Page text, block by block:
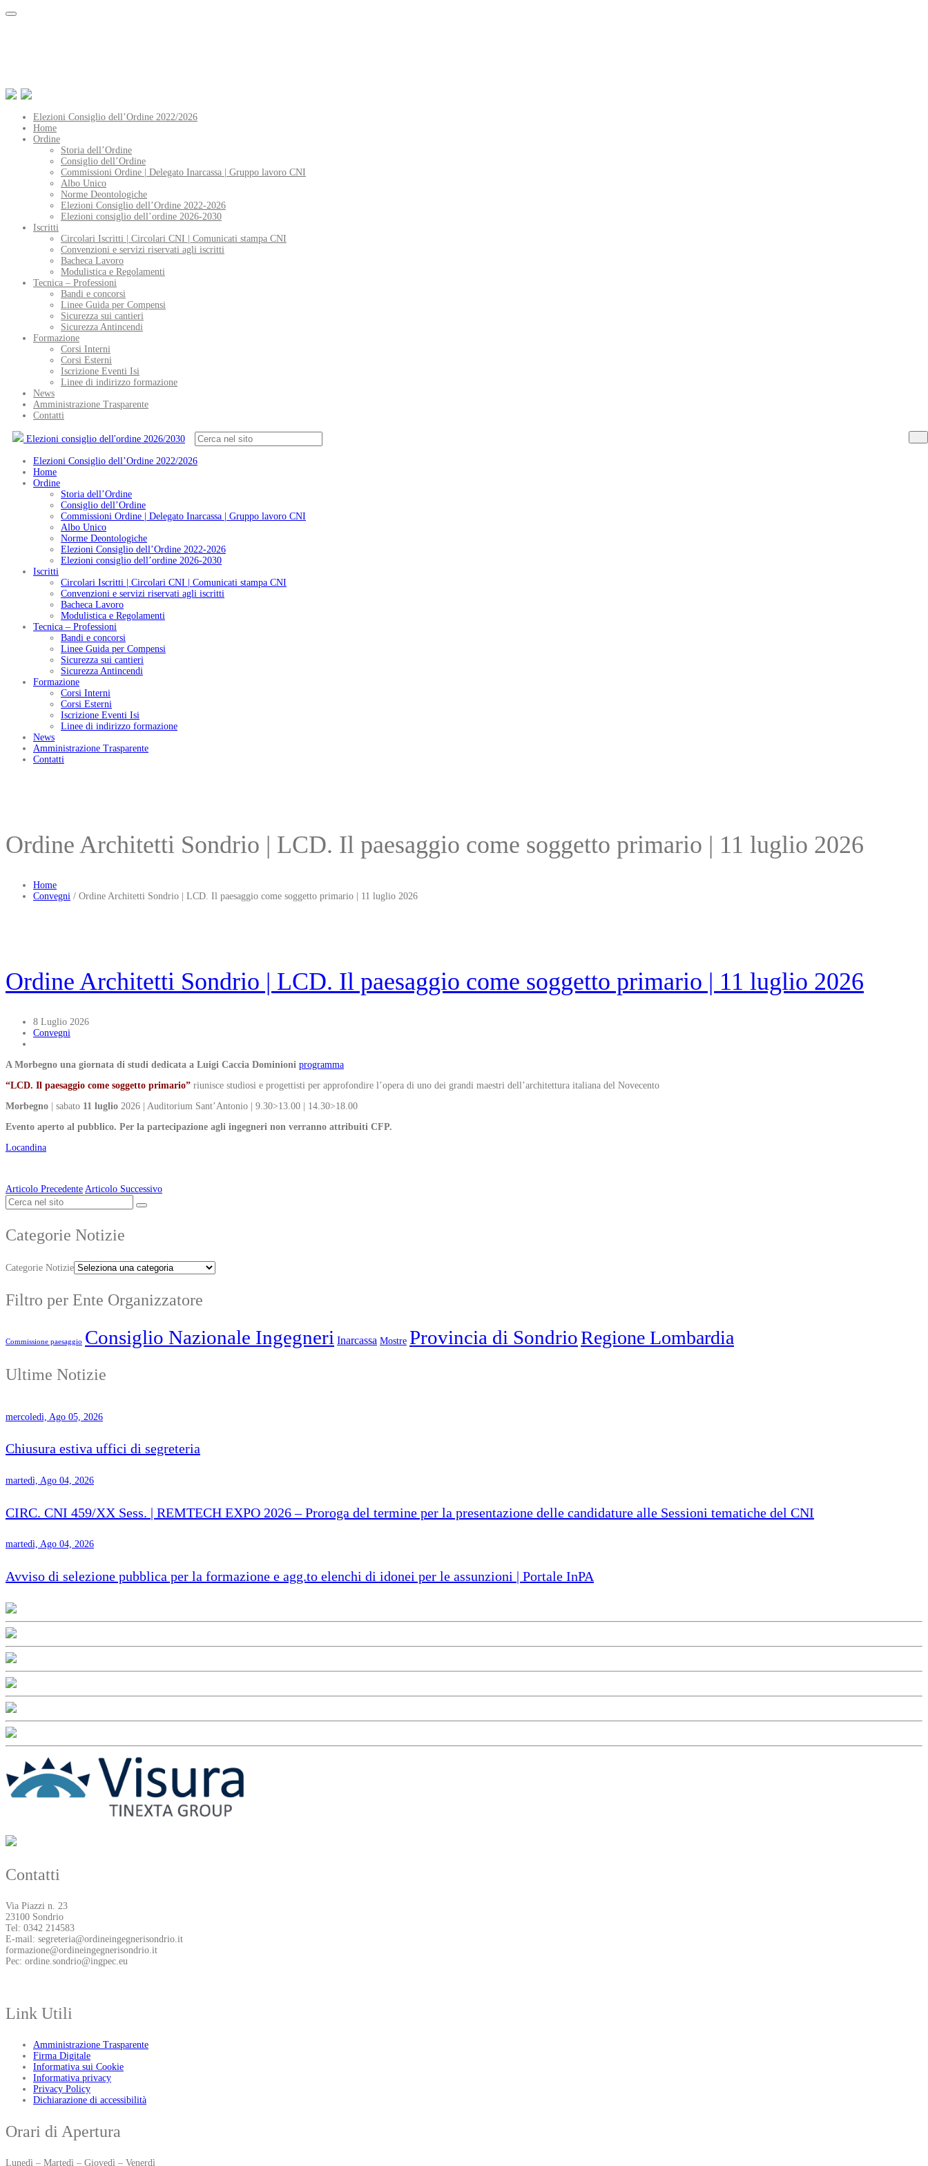
Elezioni Consiglio dell’Ordine 2022/2026
Home
Ordine
Storia dell’Ordine
Consiglio dell’Ordine
Commissioni Ordine | Delegato Inarcassa | Gruppo lavoro CNI
Albo Unico
Norme Deontologiche
Elezioni Consiglio dell’Ordine 2022-2026
Elezioni consiglio dell’ordine 2026-2030
Iscritti
Circolari Iscritti | Circolari CNI | Comunicati stampa CNI
Convenzioni e servizi riservati agli iscritti
Bacheca Lavoro
Modulistica e Regolamenti
Tecnica – Professioni
Bandi e concorsi
Linee Guida per Compensi
Sicurezza sui cantieri
Sicurezza Antincendi
Formazione
Corsi Interni
Corsi Esterni
Iscrizione Eventi Isi
Linee di indirizzo formazione
News
Amministrazione Trasparente
Contatti
Elezioni consiglio dell'ordine 2026/2030
Elezioni Consiglio dell’Ordine 2022/2026
Home
Ordine
Storia dell’Ordine
Consiglio dell’Ordine
Commissioni Ordine | Delegato Inarcassa | Gruppo lavoro CNI
Albo Unico
Norme Deontologiche
Elezioni Consiglio dell’Ordine 2022-2026
Elezioni consiglio dell’ordine 2026-2030
Iscritti
Circolari Iscritti | Circolari CNI | Comunicati stampa CNI
Convenzioni e servizi riservati agli iscritti
Bacheca Lavoro
Modulistica e Regolamenti
Tecnica – Professioni
Bandi e concorsi
Linee Guida per Compensi
Sicurezza sui cantieri
Sicurezza Antincendi
Formazione
Corsi Interni
Corsi Esterni
Iscrizione Eventi Isi
Linee di indirizzo formazione
News
Amministrazione Trasparente
Contatti
Ordine Architetti Sondrio | LCD. Il paesaggio come soggetto primario | 11 luglio 2026
Home
Convegni / Ordine Architetti Sondrio | LCD. Il paesaggio come soggetto primario | 11 luglio 2026
Ordine Architetti Sondrio | LCD. Il paesaggio come soggetto primario | 11 luglio 2026
8 Luglio 2026
Convegni
A Morbegno una giornata di studi dedicata a Luigi Caccia Dominioni programma
“LCD. Il paesaggio come soggetto primario” riunisce studiosi e progettisti per approfondire l’opera di uno dei grandi maestri dell’architettura italiana del Novecento
Morbegno | sabato 11 luglio 2026 | Auditorium Sant’Antonio | 9.30>13.00 | 14.30>18.00
Evento aperto al pubblico. Per la partecipazione agli ingegneri non verranno attribuiti CFP.
Locandina
Articolo Precedente Articolo Successivo
Categorie Notizie
Categorie Notizie
Filtro per Ente Organizzatore
Commissione paesaggio Consiglio Nazionale Ingegneri Inarcassa Mostre Provincia di SondrioRegione Lombardia
Ultime Notizie
mercoledì, Ago 05, 2026
Chiusura estiva uffici di segreteria
martedì, Ago 04, 2026
CIRC. CNI 459/XX Sess. | REMTECH EXPO 2026 – Proroga del termine per la presentazione delle candidature alle Sessioni tematiche del CNI
martedì, Ago 04, 2026
Avviso di selezione pubblica per la formazione e agg.to elenchi di idonei per le assunzioni | Portale InPA
Contatti
Via Piazzi n. 23
23100 Sondrio
Tel: 0342 214583
E-mail: segreteria@ordineingegnerisondrio.it
formazione@ordineingegnerisondrio.it
Pec: ordine.sondrio@ingpec.eu
Link Utili
Amministrazione Trasparente
Firma Digitale
Informativa sui Cookie
Informativa privacy
Privacy Policy
Dichiarazione di accessibilità
Orari di Apertura
Lunedì – Martedì – Giovedì – Venerdì